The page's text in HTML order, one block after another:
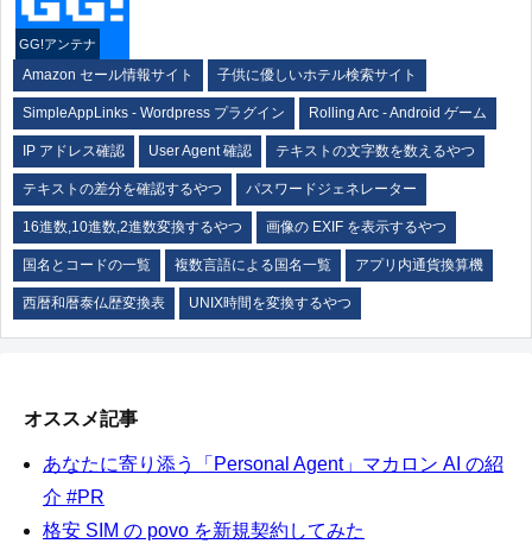
GG!アンテナ
Amazon セール情報サイト 子供に優しいホテル検索サイト
SimpleAppLinks - Wordpress プラグイン Rolling Arc - Android ゲーム
IP アドレス確認 User Agent 確認 テキストの文字数を数えるやつ
テキストの差分を確認するやつ パスワードジェネレーター
16進数,10進数,2進数変換するやつ 画像の EXIF を表示するやつ
国名とコードの一覧 複数言語による国名一覧 アプリ内通貨換算機
西暦和暦泰仏歴変換表 UNIX時間を変換するやつ
オススメ記事
あなたに寄り添う「Personal Agent」マカロン AI の紹
介 #PR
格安 SIM の povo を新規契約してみた